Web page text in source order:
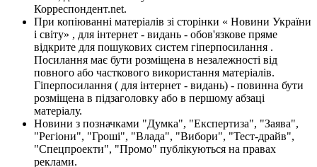
Корреспондент.net.
При копіюванні матеріалів зі сторінки « Новини України
і світу» , для інтернет - видань - обов'язкове пряме
відкрите для пошукових систем гіперпосилання .
Посилання має бути розміщена в незалежності від
повного або часткового використання матеріалів.
Гіперпосилання ( для інтернет - видань) - повинна бути
розміщена в підзаголовку або в першому абзаці
матеріалу.
Новини з позначками "Думка", "Експертиза", "Заява",
"Регіони", "Гроші", "Влада", "Вибори", "Тест-драйв",
"Спецпроекти", "Промо" публікуються на правах
реклами.